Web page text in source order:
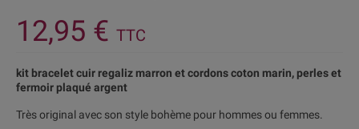
12,95 € TTC
kit bracelet cuir regaliz marron et cordons coton marin, perles et
fermoir plaqué argent
Très original avec son style bohème pour hommes ou femmes.